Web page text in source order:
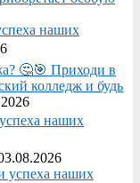
наших
🤔🎯 Приходи в
колледж и будь
наших
успеха наших